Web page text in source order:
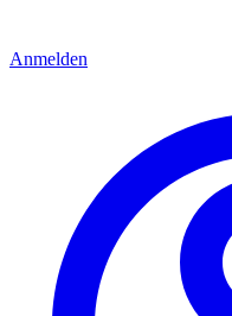
Anmelden